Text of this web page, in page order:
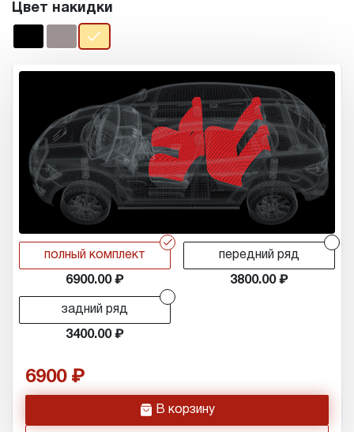
Цвет накидки
r
полный комплект
6900.00
передний ряд
3800.00
задний ряд
3400.00
6900
h В корзину